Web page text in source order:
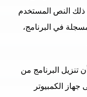
ذلك النص المستخدم
في البرنامج،
تنزيل البرنامج من
الكمبيوتر